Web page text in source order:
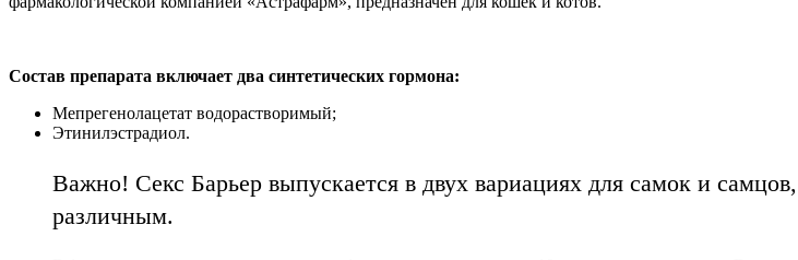
Состав препарата включает два синтетических гормона:
Мепрегенолацетат водорастворимый;
Этинилэстрадиол.
Важно! Секс Барьер выпускается в двух вариациях для самок и
различным.